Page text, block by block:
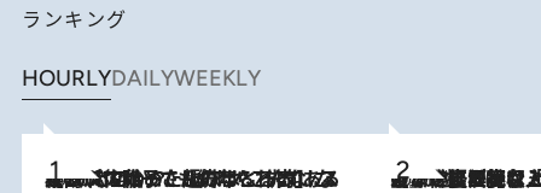
ランキング
HOURLYDAILYWEEKLY
2026.8.5
【阿川佐和子さんの年とる力】なぜ70代で始めた趣味は“こんなに楽しい”のか？ ピアノ、俳句…スランプに陥っても続けられる“ある秘訣”とは 2026.8.5
【なぜ吉沢亮は「気配を消せる」のか？】興行収入208億の『国宝』を経て挑むミュージカル『ディア・エヴァン・ハンセン』。トップ俳優が舞台上でさらけ出した“孤独”とは